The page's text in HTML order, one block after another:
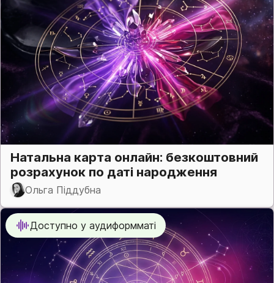
Натальна карта онлайн: безкоштовний
розрахунок по даті народження
Ольга Піддубна
Доступно у аудиформматі